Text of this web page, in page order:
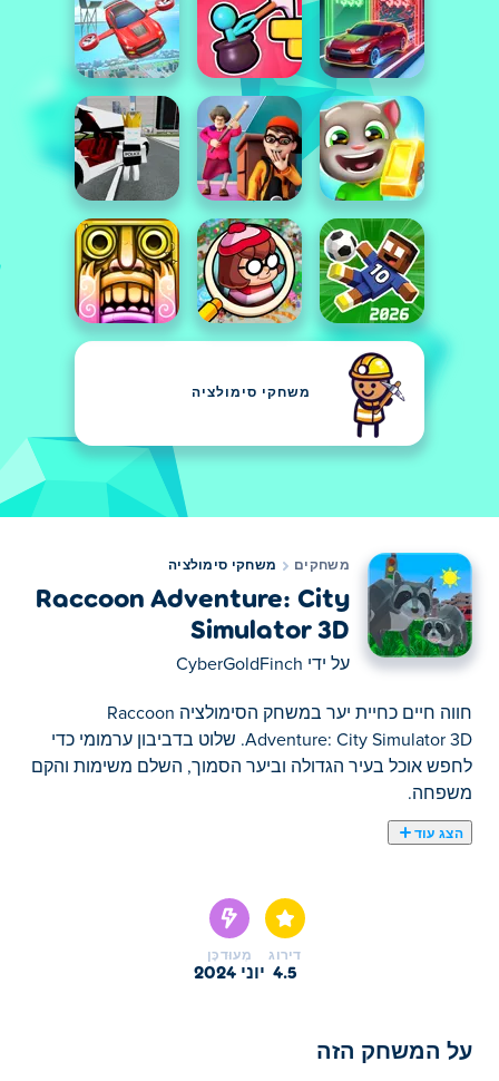
משחקי סימולציה
משחקים משחקי סימולציה
Raccoon Adventure: City
Simulator 3D
על ידי CyberGoldFinch
חווה חיים כחיית יער במשחק הסימולציה Raccoon
Adventure: City Simulator 3D. שלוט בדביבון ערמומי כדי
לחפש אוכל בעיר הגדולה וביער הסמוך, השלם משימות והקם
משפחה.
הצג עוד
מהמשחקי סימולציה הנבחרים שלנו
דירוג
4.5
מְעוּדכָּן
יוני 2024
על המשחק הזה